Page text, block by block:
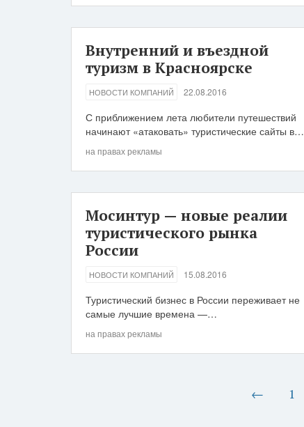
Внутренний и въездной
туризм в Красноярске
НОВОСТИ КОМПАНИЙ 22.08.2016
С приближением лета любители путешествий
начинают «атаковать» туристические сайты в…
на правах рекламы
Мосинтур — новые реалии
туристического рынка
России
НОВОСТИ КОМПАНИЙ 15.08.2016
Туристический бизнес в России переживает не
самые лучшие времена —…
на правах рекламы
← 1